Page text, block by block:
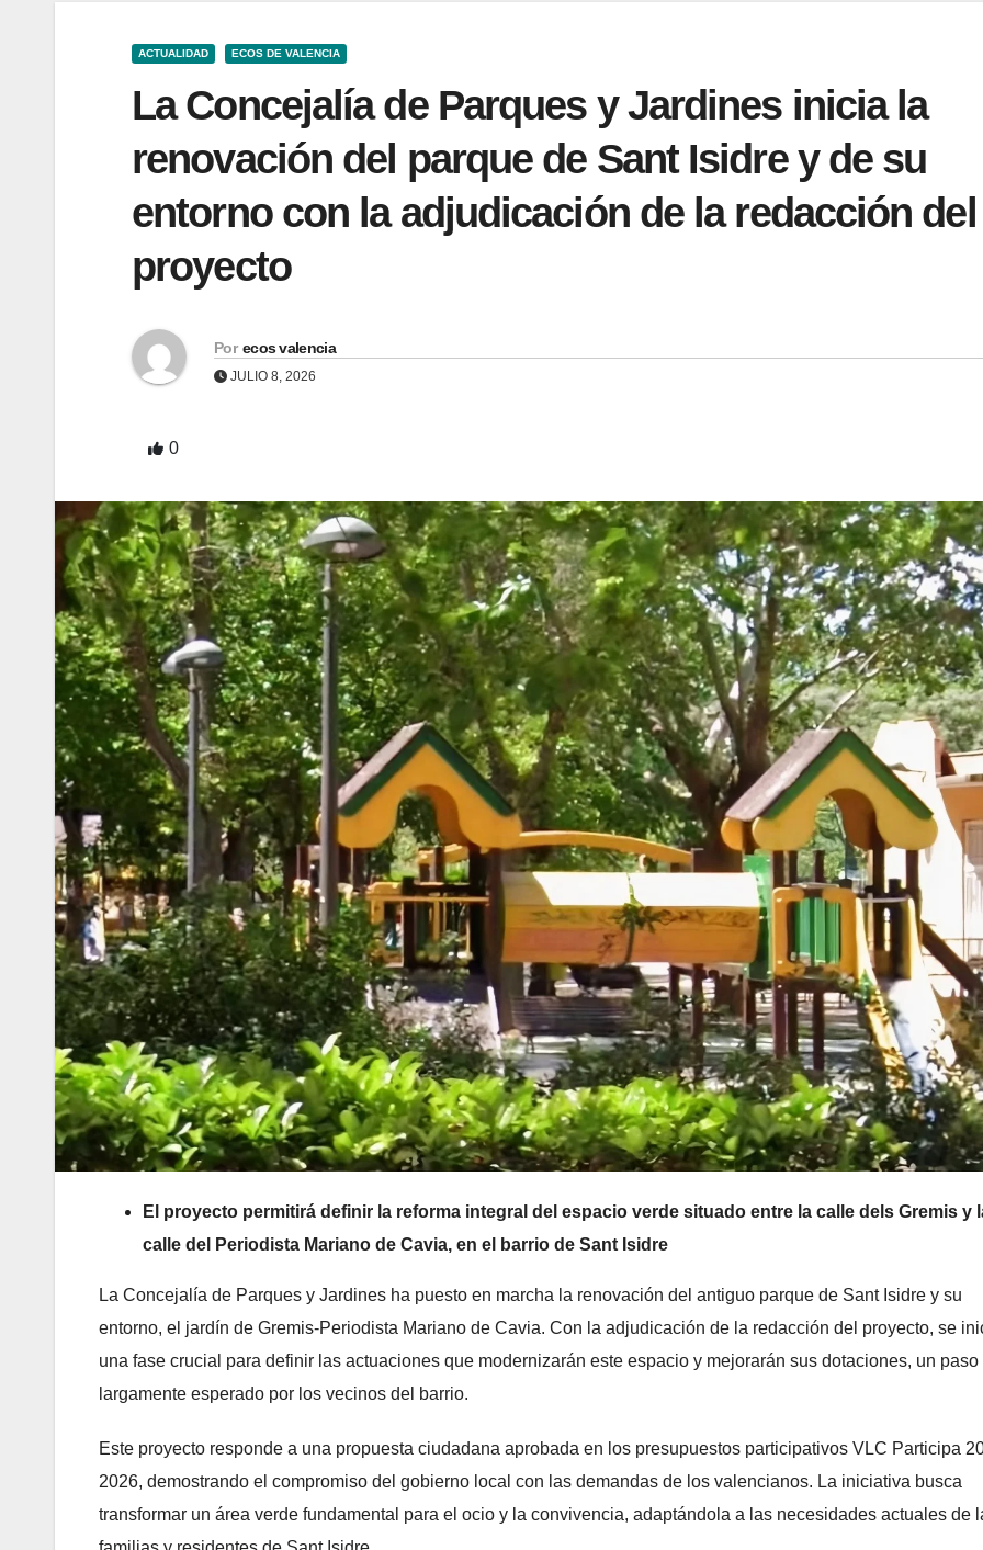
ACTUALIDAD ECOS DE VALENCIA
La Concejalía de Parques y Jardines inicia la
renovación del parque de Sant Isidre y de su
entorno con la adjudicación de la redacción del
proyecto
Por ecos valencia
JULIO 8, 2026
0
El proyecto permitirá definir la reforma integral del espacio verde situado entre la calle dels Gremis y
calle del Periodista Mariano de Cavia, en el barrio de Sant Isidre
La Concejalía de Parques y Jardines ha puesto en marcha la renovación del antiguo parque de Sant Isidre y su
entorno, el jardín de Gremis-Periodista Mariano de Cavia. Con la adjudicación de la redacción del proyecto, se
una fase crucial para definir las actuaciones que modernizarán este espacio y mejorarán sus dotaciones, un paso
largamente esperado por los vecinos del barrio.
Este proyecto responde a una propuesta ciudadana aprobada en los presupuestos participativos VLC Participa
2026, demostrando el compromiso del gobierno local con las demandas de los valencianos. La iniciativa busca
transformar un área verde fundamental para el ocio y la convivencia, adaptándola a las necesidades actuales de